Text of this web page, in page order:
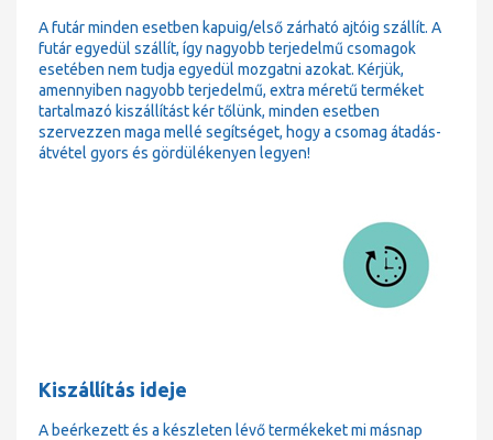
A futár minden esetben kapuig/első zárható ajtóig szállít. A
futár egyedül szállít, így nagyobb terjedelmű csomagok
esetében nem tudja egyedül mozgatni azokat. Kérjük,
amennyiben nagyobb terjedelmű, extra méretű terméket
tartalmazó kiszállítást kér tőlünk, minden esetben
szervezzen maga mellé segítséget, hogy a csomag átadás-
átvétel gyors és gördülékenyen legyen!
Kiszállítás ideje
A beérkezett és a készleten lévő termékeket mi másnap